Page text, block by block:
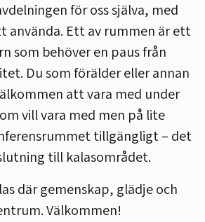
för oss själva, med
använda. Ett av rummen är ett
som behöver en paus från
Du som förälder eller annan
att vara med under
vill vara med men på lite
tillgängligt – det
till kalasområdet.
där gemenskap, glädje och
Välkommen!